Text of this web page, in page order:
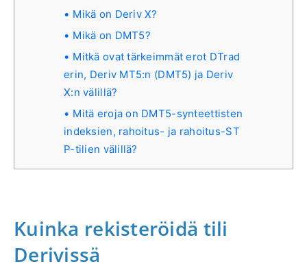
Mikä on Deriv X?
Mikä on DMT5?
Mitkä ovat tärkeimmät erot DTrad
erin, Deriv MT5:n (DMT5) ja Deriv
X:n välillä?
Mitä eroja on DMT5-synteettisten
indeksien, rahoitus- ja rahoitus-ST
P-tilien välillä?
Kuinka rekisteröidä tili
Derivissä